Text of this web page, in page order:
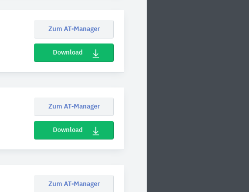
Zum AT-Manager
Download
Zum AT-Manager
Download
Zum AT-Manager